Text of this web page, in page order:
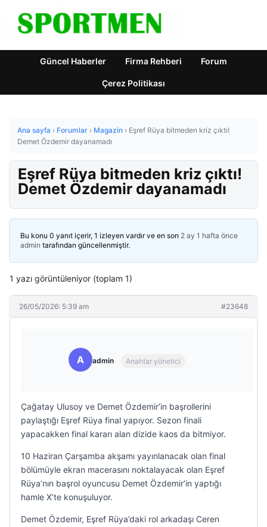
Güncel Haberler Firma Rehberi Forum
Çerez Politikası
Ana sayfa › Forumlar › Magazin › Eşref Rüya bitmeden kriz çıktı!
Demet Özdemir dayanamadı
Eşref Rüya bitmeden kriz çıktı!
Demet Özdemir dayanamadı
Bu konu 0 yanıt içerir, 1 izleyen vardır ve en son 2 ay 1 hafta önce
admin tarafından güncellenmiştir.
1 yazı görüntüleniyor (toplam 1)
26/05/2026: 5:39 am #23648
A admin Anahtar yönetici
Çağatay Ulusoy ve Demet Özdemir’in başrollerini
paylaştığı Eşref Rüya final yapıyor. Sezon finali
yapacakken final kararı alan dizide kaos da bitmiyor.
10 Haziran Çarşamba akşamı yayınlanacak olan final
bölümüyle ekran macerasını noktalayacak olan Eşref
Rüya’nın başrol oyuncusu Demet Özdemir’in yaptığı
hamle X’te konuşuluyor.
Demet Özdemir, Eşref Rüya’daki rol arkadaşı Ceren